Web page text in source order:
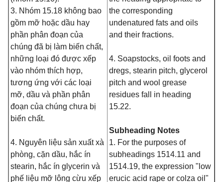
3. Nhóm 15.18 không bao
gồm mỡ hoặc dầu hay
phần phân đoạn của
chúng đã bị làm biến chất,
những loại đó được xếp
vào nhóm thích hợp,
tương ứng với các loại
mỡ, dầu và phần phân
đoạn của chúng chưa bị
biến chất.
4. Nguyên liệu sản xuất xà
phòng, cặn dầu, hắc ín
stearin, hắc ín glycerin và
phế liệu mỡ lông cừu xếp
the corresponding
undenatured fats and oils
and their fractions.
4. Soapstocks, oil foots and
dregs, stearin pitch, glycerol
pitch and wool grease
residues fall in heading
15.22.
Subheading Notes
1. For the purposes of
subheadings 1514.11 and
1514.19, the expression "low
erucic acid rape or colza oil"